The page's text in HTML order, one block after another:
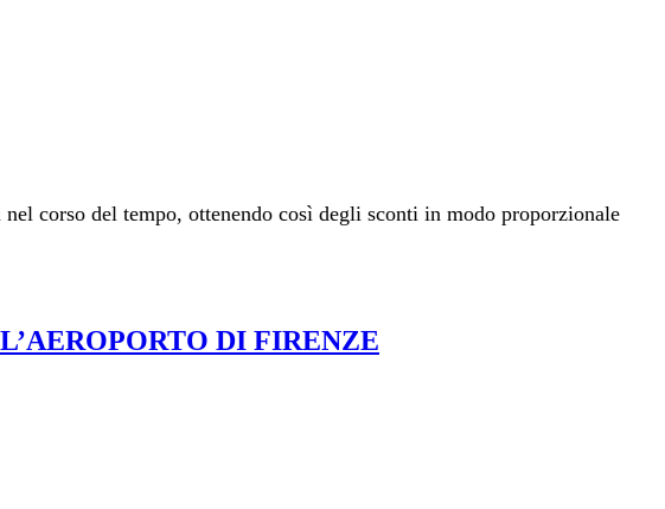
corso del tempo, ottenendo così degli sconti in modo proporzionale
DI FI­RENZE